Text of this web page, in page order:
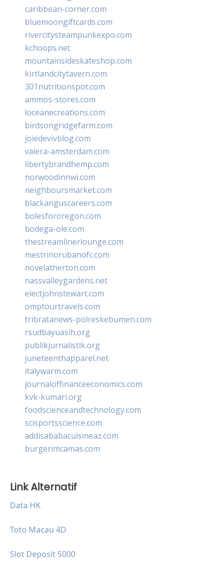
caribbean-corner.com
bluemoongiftcards.com
rivercitysteampunkexpo.com
kchoops.net
mountainsideskateshop.com
kirtlandcitytavern.com
301nutritionspot.com
ammos-stores.com
loceanecreations.com
birdsongridgefarm.com
joiedevivblog.com
valera-amsterdam.com
libertybrandhemp.com
norwoodinnwi.com
neighboursmarket.com
blackanguscareers.com
bolesfororegon.com
bodega-ole.com
thestreamlinerlounge.com
mestrinorubanofc.com
novelatherton.com
nassvalleygardens.net
electjohnstewart.com
omptourtravels.com
tribratanews-polreskebumen.com
rsudbayuasih.org
publikjurnalistik.org
juneteenthapparel.net
italywarm.com
journaloffinanceeconomics.com
kvk-kumari.org
foodscienceandtechnology.com
scisportsscience.com
addisababacuisineaz.com
burgerimcamas.com
Link Alternatif
Data HK
Toto Macau 4D
Slot Deposit 5000